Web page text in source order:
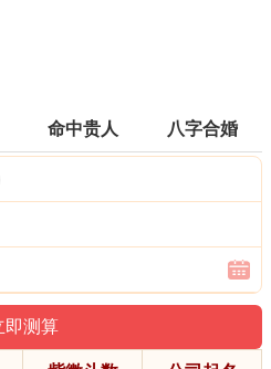
命中贵人 八字合婚